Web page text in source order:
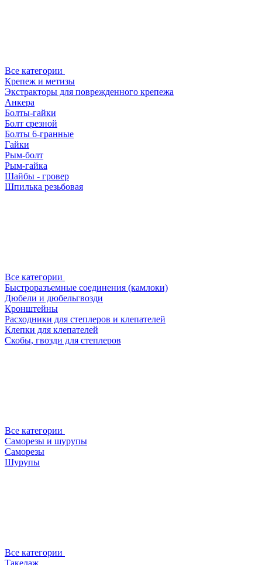
Все категории
Крепеж и метизы
Экстракторы для поврежденного крепежа
Анкера
Болты-гайки
Болт срезной
Болты 6-гранные
Гайки
Рым-болт
Рым-гайка
Шайбы - гровер
Шпилька резьбовая
Все категории
Быстроразъемные соединения (камлоки)
Дюбели и дюбельгвозди
Кронштейны
Расходники для степлеров и клепателей
Клепки для клепателей
Скобы, гвозди для степлеров
Все категории
Саморезы и шурупы
Саморезы
Шурупы
Все категории
Такелаж